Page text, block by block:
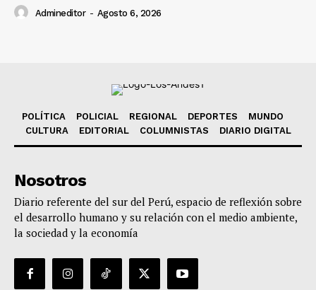
Admineditor - Agosto 6, 2026
POLÍTICA POLICIAL REGIONAL DEPORTES
MUNDO
CULTURA
EDITORIAL COLUMNISTAS DIARIO DIGITAL
Nosotros
Diario referente del sur del Perú, espacio de reflexión sobre
el desarrollo humano y su relación con el medio ambiente,
la sociedad y la economía